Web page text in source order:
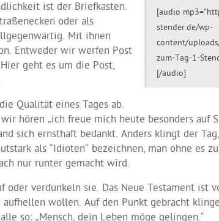
[audio
stender.de/wp-
content/
zum-Tag-1-
[/audio]
ist der Briefkasten.
oder als
Mit ihnen
Entweder wir werfen Post
geht es um die Post,
Qualität eines Tages ab.
hören „ich freue mich heute besonders auf
sich ernsthaft bedankt. Anders klingt der
als “Idioten“ bezeichnen, man ohne es
nur runter gemacht wird.
oder verdunkeln sie. Das Neue Testament ist
wollen. Auf den Punkt gebracht
so: „Mensch, dein Leben möge gelingen.“